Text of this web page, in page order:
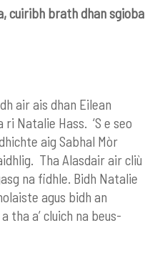
cuiribh brath dhan sgioba
air ais dhan Eilean
ri Natalie Hass. ‘S e seo
aig Sabhal Mòr
Tha Alasdair air cliù
na fidhle. Bidh Natalie
agus bidh an
tha a’ cluich na beus-